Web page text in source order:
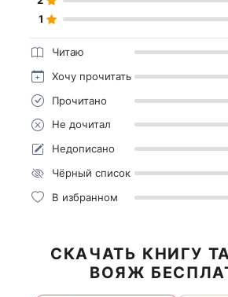
1
Читаю
Хочу прочитать
Прочитано
Не дочитал
Недописано
Чёрный список
В избранном
СКАЧАТЬ КНИГУ
ВОЯЖ